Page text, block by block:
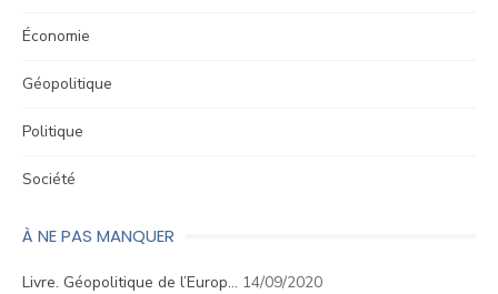
Économie
Géopolitique
Politique
Société
À NE PAS MANQUER
Livre. Géopolitique de l’Europ… 14/09/2020